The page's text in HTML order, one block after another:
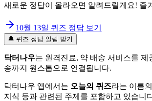
새로운 정답이 올라오면 알려드릴게요! 즐
10월 13일 퀴즈 정답 보기
🔔 퀴즈 정답 알림 받기
닥터나우는 원격진료, 약 배송 서비스를
송까지 원스톱으로 연결됩니다.
닥터나우 앱에서는 오늘의 퀴즈라는 이름
지식 등과 관련된 주제를 포함하고 있습니